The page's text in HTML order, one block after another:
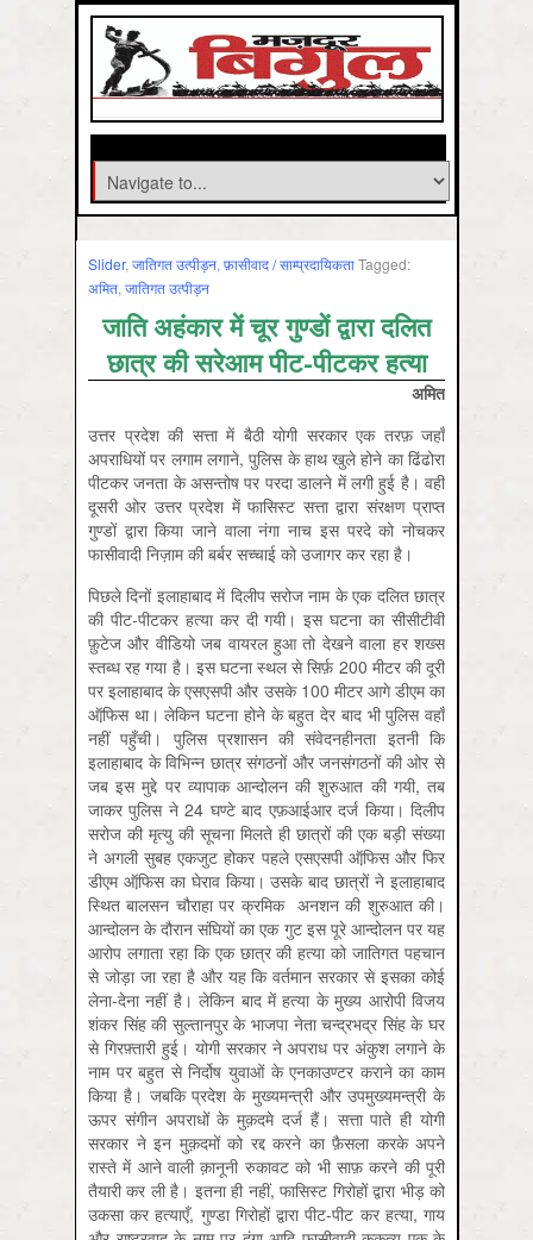
Slider, जातिगत उत्‍पीड़न, फ़ासीवाद / साम्‍प्रदायिकताTagged:
अमित, जातिगत उत्पीड़न
जाति अहंकार में चूर गुण्डों द्वारा दलित
छात्र की सरेआम पीट-पीटकर हत्या
अमित
उत्तर प्रदेश की सत्ता में बैठी योगी सरकार एक तरफ़ जहाँ
अपराधियों पर लगाम लगाने, पुलिस के हाथ खुले होने का ढिंढोरा
पीटकर जनता के असन्तोष पर परदा डालने में लगी हुई है। वहीं
दूसरी ओर उत्तर प्रदेश में फासिस्ट सत्ता द्वारा संरक्षण प्राप्त
गुण्डों द्वारा किया जाने वाला नंगा नाच इस परदे को नोचकर
फासीवादी निज़ाम की बर्बर सच्चाई को उजागर कर रहा है।
पिछले दिनों इलाहाबाद में दिलीप सरोज नाम के एक दलित छात्र
की पीट-पीटकर हत्या कर दी गयी। इस घटना का सीसीटीवी
फ़ुटेज और वीडियो जब वायरल हुआ तो देखने वाला हर शख्स
स्तब्ध रह गया है। इस घटना स्थल से सिर्फ़ 200 मीटर की दूरी
पर इलाहाबाद के एसएसपी और उसके 100 मीटर आगे डीएम का
ऑफि़स था। लेकिन घटना होने के बहुत देर बाद भी पुलिस वहाँ
नहीं पहुँची। पुलिस प्रशासन की संवेदनहीनता इतनी कि
इलाहाबाद के विभिन्न छात्र संगठनों और जनसंगठनों की ओर से
जब इस मुद्दे पर व्यापाक आन्दोलन की शुरुआत की गयी, तब
जाकर पुलिस ने 24 घण्टे बाद एफ़आईआर दर्ज किया। दिलीप
सरोज की मृत्यु की सूचना मिलते ही छात्रों की एक बड़ी संख्या
ने अगली सुबह एकजुट होकर पहले एसएसपी ऑफि़स और फिर
डीएम ऑफि़स का घेराव किया। उसके बाद छात्रों ने इलाहाबाद
स्थित बालसन चौराहा पर क्रमिक अनशन की शुरुआत की।
आन्दोलन के दौरान संघियों का एक गुट इस पूरे आन्दोलन पर यह
आरोप लगाता रहा कि एक छात्र की हत्या को जातिगत पहचान
से जोड़ा जा रहा है और यह कि वर्तमान सरकार से इसका कोई
लेना-देना नहीं है। लेकिन बाद में हत्या के मुख्य आरोपी विजय
शंकर सिंह की सुल्तानपुर के भाजपा नेता चन्द्रभद्र सिंह के घर
से गिरफ़्तारी हुई। योगी सरकार ने अपराध पर अंकुश लगाने के
नाम पर बहुत से निर्दोष युवाओं के एनकाउण्टर कराने का काम
किया है। जबकि प्रदेश के मुख्यमन्त्री और उपमुख्यमन्त्री के
ऊपर संगीन अपराधों के मुक़दमे दर्ज हैं। सत्ता पाते ही योगी
सरकार ने इन मुक़दमों को रद्द करने का फ़ैसला करके अपने
रास्ते में आने वाली क़ानूनी रुकावट को भी साफ़ करने की पूरी
तैयारी कर ली है। इतना ही नहीं, फासिस्ट गिरोहों द्वारा भीड़ को
उकसा कर हत्याएँ, गुण्डा गिरोहों द्वारा पीट-पीट कर हत्या, गाय